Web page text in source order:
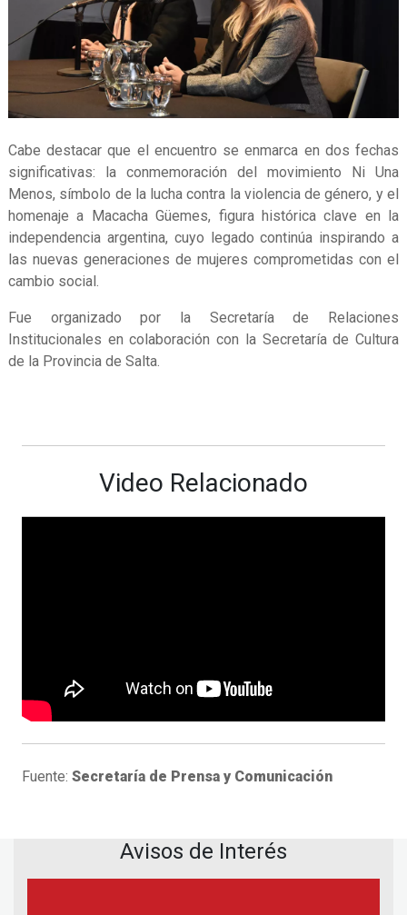
Cabe destacar que el encuentro se enmarca en dos fechas
significativas: la conmemoración del movimiento Ni Una
Menos, símbolo de la lucha contra la violencia de género, y el
homenaje a Macacha Güemes, figura histórica clave en la
independencia argentina, cuyo legado continúa inspirando a
las nuevas generaciones de mujeres comprometidas con el
cambio social.
Fue organizado por la Secretaría de Relaciones
Institucionales en colaboración con la Secretaría de Cultura
de la Provincia de Salta.
Video Relacionado
Fuente: Secretaría de Prensa y Comunicación
Avisos de Interés